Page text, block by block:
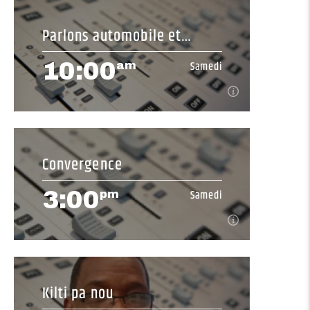
7:00
[...]
En savoir plus
Parlons automobile et
affaires
10:00am Samedi
10:00am Samedi
[...]
En savoir plus
Convergence
3:00pm Samedi
3:00pm Samedi
[...]
Kilti pa nou